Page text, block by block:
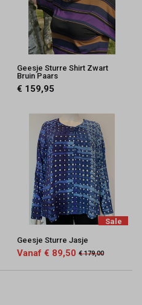
Geesje Sturre Shirt Zwart
Bruin Paars
€ 159,95
Sale
Geesje Sturre Jasje
Vanaf € 89,50 € 179,00